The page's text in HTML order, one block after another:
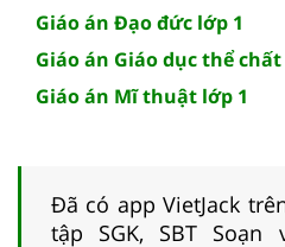
Giáo án Đạo đức lớp 1
Giáo án Giáo dục thể chất
Giáo án Mĩ thuật lớp 1
Đã có app VietJack
tập SGK, SBT Soạn